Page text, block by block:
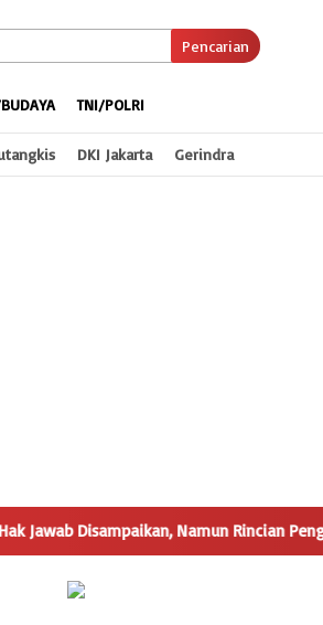
Pencarian
TNI/POLRI
DKI Jakarta Gerindra
Namun Rincian Penggunaan Dana